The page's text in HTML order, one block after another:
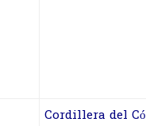
Cordillera del